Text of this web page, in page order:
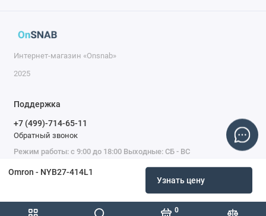
0
Omron - NYB27-414L1
Узнать цену
Интернет-магазин «Onsnab»
2025
Поддержка
+7 (499)-714-65-11
Обратный звонок
Режим работы: с 9:00 до 18:00 Выходные: СБ - ВС